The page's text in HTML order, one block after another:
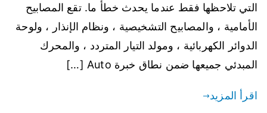
التي تلاحظها فقط عندما يحدث خطأ ما. تقع المصابيح
الأمامية ، والمصابيح التشخيصية ، ونظام الإنذار ، ولوحة
الدوائر الكهربائية ، ومولد التيار المتردد ، والمحرك
المبدئي جميعها ضمن نطاق خبرة Auto […]
اقرأ المزيد